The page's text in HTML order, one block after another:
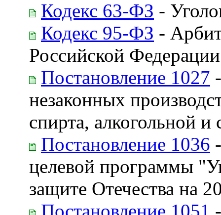
Кодекс 63-ФЗ -
Кодекс 95-ФЗ -
Российской Федерации
Постановление 1027
незаконных
спирта, алкогольной
Постановление 1036
целевой программы
защите Отечества на
Постановление 1051